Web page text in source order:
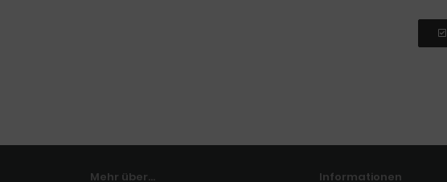
Mehr über... Informationen